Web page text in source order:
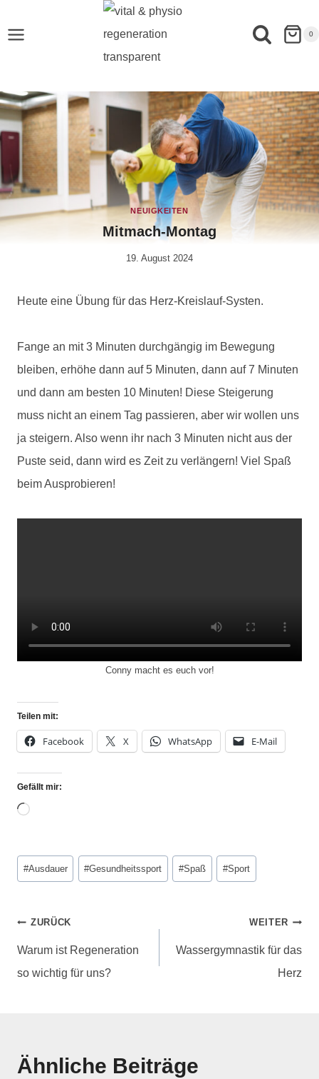
0
NEUIGKEITEN
Mitmach-Montag
Von
19. August 2024
Heute eine Übung für das Herz-Kreislauf-Systen.
Fange an mit 3 Minuten durchgängig im Bewegung
bleiben, erhöhe dann auf 5 Minuten, dann auf 7 Minuten
und dann am besten 10 Minuten! Diese Steigerung
muss nicht an einem Tag passieren, aber wir wollen uns
ja steigern. Also wenn ihr nach 3 Minuten nicht aus der
Puste seid, dann wird es Zeit zu verlängern! Viel Spaß
beim Ausprobieren!
Conny macht es euch vor!
Teilen mit:
Facebook X WhatsApp E-Mail
Gefällt mir:
#Ausdauer #Gesundheitssport #Spaß #Sport
ZURÜCK
Warum ist Regeneration
so wichtig für uns?
WEITER
Wassergymnastik für das
Herz
Ähnliche Beiträge